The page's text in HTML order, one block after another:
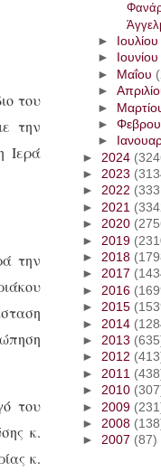
του
την
Ιερά
την
του
κ.
κ.
►
Ιουλίου
►
Ιουνίου
►
Μαΐου
►
►
►
►
► 2024
►2023
►2022
► 2021
►2020
► 2019
►2018
►2017
► 2016
►2015
► 2014
► 2013
►2012
► 2011
►2010
► 2009
► 2008
►2007 (87)